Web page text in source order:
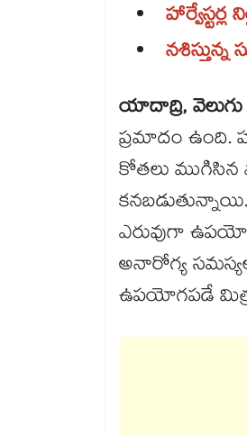
నశిస్తున్న
యాదాద్రి, వెలుగు
ప్రమాదం ఉంది.
కోతలు ముగిసిన
ఎరువుగా
అనారోగ్య
ఉపయోగపడే